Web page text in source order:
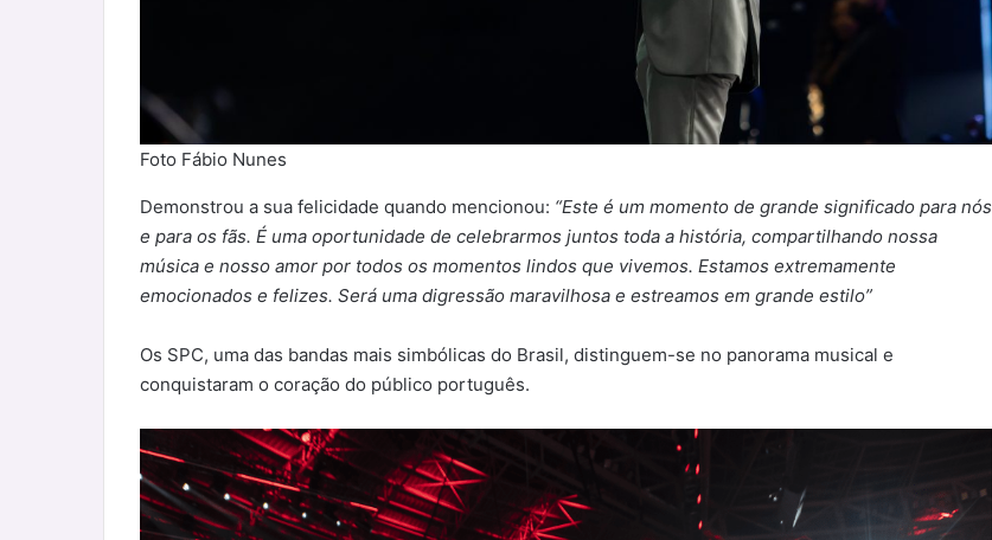
Foto Fábio Nunes
Demonstrou a sua felicidade quando mencionou: “Este é um momento de grande significado para nós
e para os fãs. É uma oportunidade de celebrarmos juntos toda a história, compartilhando nossa
música e nosso amor por todos os momentos lindos que vivemos. Estamos extremamente
emocionados e felizes. Será uma digressão maravilhosa e estreamos em grande estilo”
Os SPC, uma das bandas mais simbólicas do Brasil, distinguem-se no panorama musical e
conquistaram o coração do público português.